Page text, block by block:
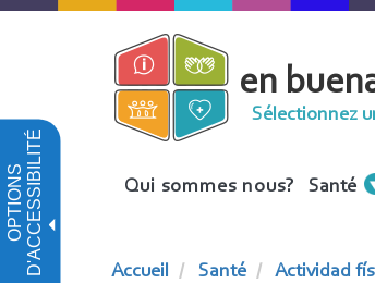
OPTIONSD'ACCESSIBILITÉ
Aller
en
Sélectionnez
Menu
Qui sommes nous? Santé
Accueil Santé Actividad